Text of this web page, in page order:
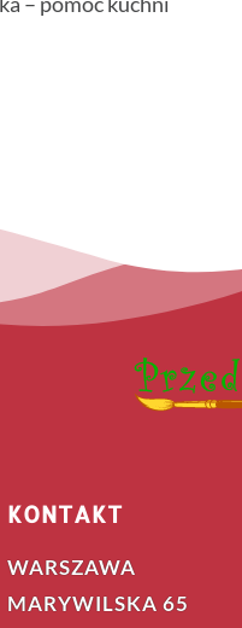
KONTAKT
WARSZAWA
MARYWILSKA 65